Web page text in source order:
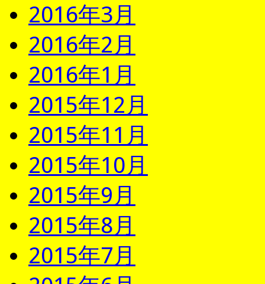
2016年3月
2016年2月
2016年1月
2015年12月
2015年11月
2015年10月
2015年9月
2015年8月
2015年7月